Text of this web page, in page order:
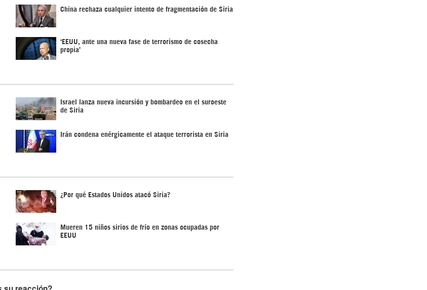
China rechaza cualquier intento de fragmentación de Siria
‘EEUU, ante una nueva fase de terrorismo de cosecha
propia’
Israel lanza nueva incursión y bombardeo en el suroeste
de Siria
Irán condena enérgicamente el ataque terrorista en Siria
¿Por qué Estados Unidos atacó Siria?
Mueren 15 niños sirios de frío en zonas ocupadas por
EEUU